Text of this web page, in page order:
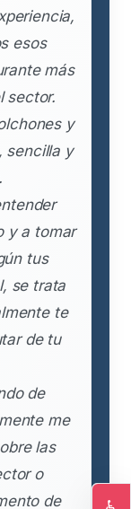
esos
más
sector.
y
sencilla y
y a tomar
tus
se trata
te
de tu
de
me
las
o
de